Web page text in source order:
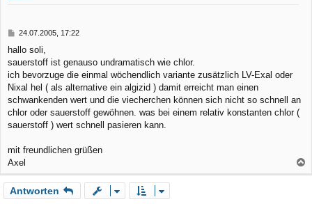
B
i
t
r
a
g
24.07.2005, 17:22
hallo soli,
sauerstoff ist genauso undramatisch wie chlor.
ich bevorzuge die einmal wöchendlich variante zusätzlich LV-Exal oder
Nixal hel ( als alternative ein algizid ) damit erreicht man einen
schwankenden wert und die viecherchen können sich nicht so schnell an
chlor oder sauerstoff gewöhnen. was bei einem relativ konstanten chlor (
sauerstoff ) wert schnell pasieren kann.
mit freundlichen grüßen
Axel
a
Antworten